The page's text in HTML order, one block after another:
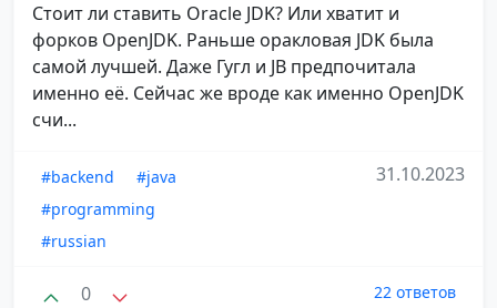
Стоит ли ставить Oracle JDK? Или хватит и
форков OpenJDK. Раньше оракловая JDK была
самой лучшей. Даже Гугл и JB предпочитала
именно её. Сейчас же вроде как именно OpenJDK
счи...
#backend
#java
#programming
#russian
31.10.2023
0 22 ответов